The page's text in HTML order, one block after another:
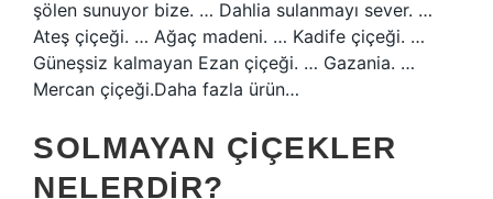
şölen sunuyor bize. … Dahlia sulanmayı sever. …
Ateş çiçeği. … Ağaç madeni. … Kadife çiçeği. …
Güneşsiz kalmayan Ezan çiçeği. … Gazania. …
Mercan çiçeği.Daha fazla ürün…
SOLMAYAN ÇIÇEKLER
NELERDIR?